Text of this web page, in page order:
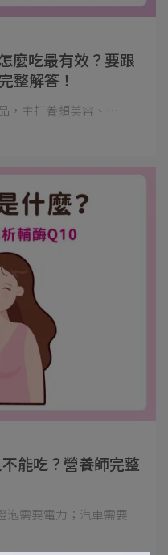
麼吃最有效？要跟
整解答！
，主打養顏美容、⋯
能吃？營養師完整
泡需要電力；汽車需要